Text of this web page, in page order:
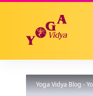
Yoga Vidya Blog -